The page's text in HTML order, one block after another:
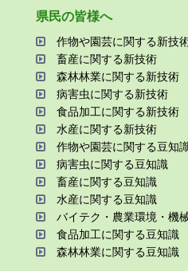
県⺠の皆様へ
作物や園芸に関する新技
畜産に関する新技術
森林林業に関する新技術
病害⾍に関する新技術
⾷品加⼯に関する新技術
⽔産に関する新技術
作物や園芸に関する⾖知
病害⾍に関する⾖知識
畜産に関する⾖知識
⽔産に関する⾖知識
バイテク・農業環境・機
⾷品加⼯に関する⾖知識
森林林業に関する⾖知識